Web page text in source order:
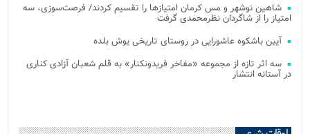
شاهین نوشهر و مس کرمان امتیازها را تقسیم کردند/ فرصت‌سوزی، سه
امتیاز را از شاگردان نظرمحمدی گرفت
آیین باشکوه عاشورایی در روستای تاریخی یوش بلده
سه اثر تازه از مجموعه «مفاخر فریدونکنار» به قلم شعبان آزادی کناری
در آستانه انتشار